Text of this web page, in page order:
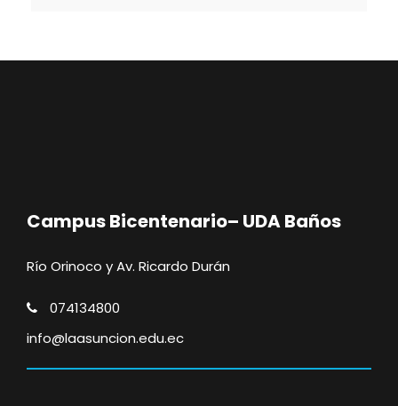
Campus Bicentenario– UDA Baños
Río Orinoco y Av. Ricardo Durán
074134800
info@laasuncion.edu.ec